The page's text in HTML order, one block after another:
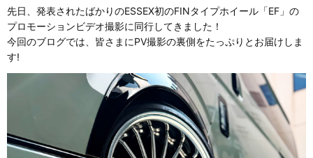
先日、発表されたばかりのESSEX初のFINタイプホイール「EF」の
プロモーションビデオ撮影に同行してきました！
今回のブログでは、皆さまにPV撮影の裏側をたっぷりとお届けしま
す!